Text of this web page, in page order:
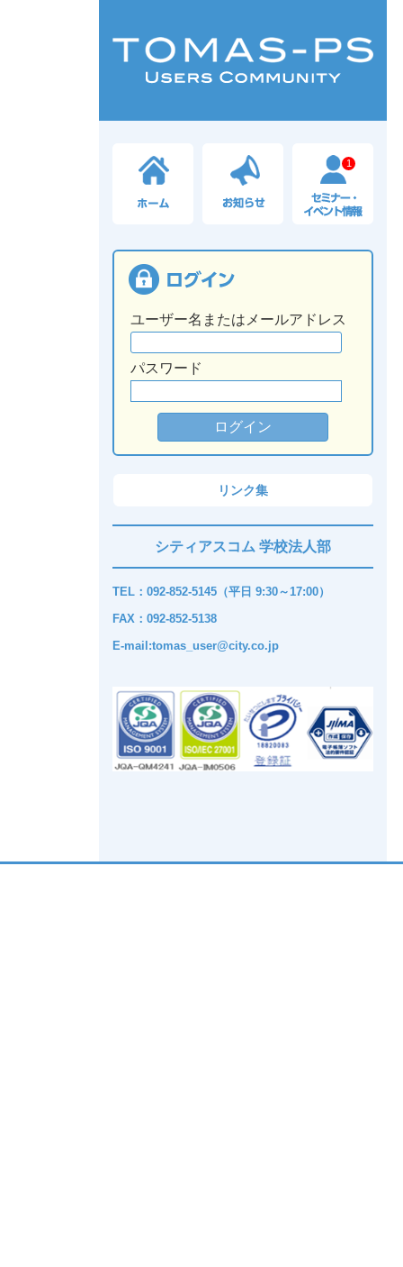
1
ユーザー名またはメールアドレス
パスワード
リンク集
シティアスコム 学校法人部
TEL：092-852-5145（平日 9:30～17:00）
FAX：092-852-5138
E-mail:tomas_user@city.co.jp